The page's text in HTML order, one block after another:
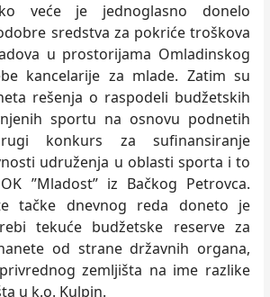
veće je jednoglasno donelo
sredstva za pokriće troškova
u prostorijama Omladinskog
kancelarije za mlade. Zatim su
rešenja o raspodeli budžetskih
sportu na osnovu podnetih
konkurs za sufinansiranje
udruženja u oblasti sporta i to
”Mladost” iz Bačkog Petrovca.
tačke dnevnog reda doneto je
tekuće budžetske reserve za
od strane državnih organa,
zemljišta na ime razlike
u k.o. Kulpin.